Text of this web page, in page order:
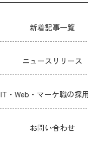
新着記事一覧
ニュースリリース
IT・Web・マーケ職の採
お問い合わせ